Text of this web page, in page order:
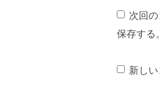
次回
保存する。
新し